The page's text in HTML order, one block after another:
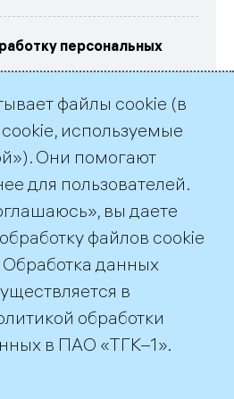
персональных
в соответствие
иполитикой обработки
ПАО «ТГК-1»
файлы cookie (в
используемые
Они помогают
для пользователей.
вы даете
файлов cookie
данных
в
обработки
в ПАО «ТГК–1».